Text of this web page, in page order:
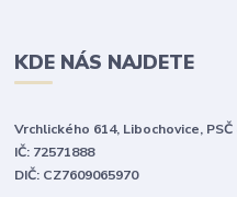
KDE NÁS NAJDETE
Vrchlického 614, Libochovice, PSČ
IČ: 72571888
DIČ: CZ7609065970